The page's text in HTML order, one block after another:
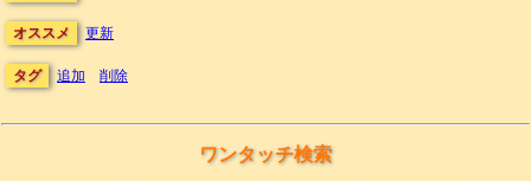
オススメ 更新
タグ 追加 削除
ワンタッチ検索